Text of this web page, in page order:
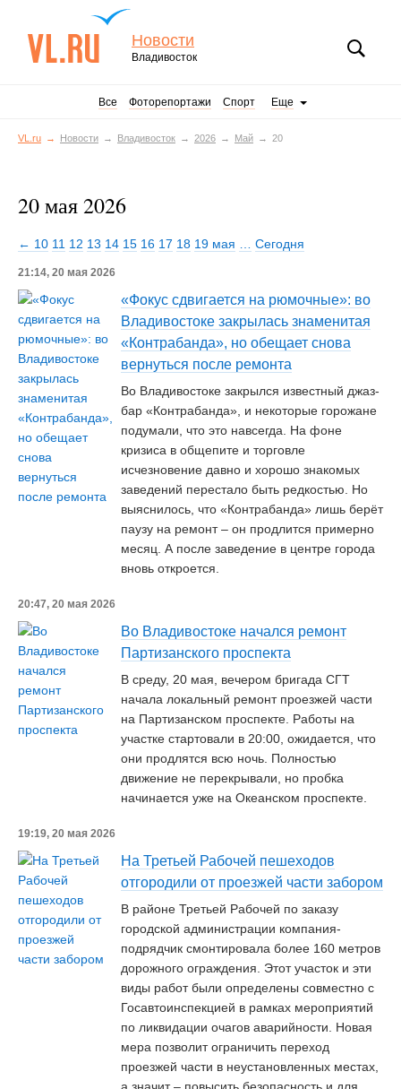
Новости
Владивосток
Все Фоторепортажи Спорт Еще
VL.ru Новости Владивосток 2026 Май 20
20 мая 2026
← 10 11 12 13 14 15 16 17 18 19 мая Сегодня
21:14, 20 мая 2026
«Фокус сдвигается на рюмочные»: во
Владивостоке закрылась знаменитая
«Контрабанда», но обещает снова
вернуться после ремонта
Во Владивостоке закрылся известный джаз-
бар «Контрабанда», и некоторые горожане
подумали, что это навсегда. На фоне
кризиса в общепите и торговле
исчезновение давно и хорошо знакомых
заведений перестало быть редкостью. Но
выяснилось, что «Контрабанда» лишь берёт
паузу на ремонт – он продлится примерно
месяц. А после заведение в центре города
вновь откроется.
20:47, 20 мая 2026
Во Владивостоке начался ремонт
Партизанского проспекта
В среду, 20 мая, вечером бригада СГТ
начала локальный ремонт проезжей части
на Партизанском проспекте. Работы на
участке стартовали в 20:00, ожидается, что
они продлятся всю ночь. Полностью
движение не перекрывали, но пробка
начинается уже на Океанском проспекте.
19:19, 20 мая 2026
На Третьей Рабочей пешеходов
отгородили от проезжей части забором
В районе Третьей Рабочей по заказу
городской администрации компания-
подрядчик смонтировала более 160 метров
дорожного ограждения. Этот участок и эти
виды работ были определены совместно с
Госавтоинспекцией в рамках мероприятий
по ликвидации очагов аварийности. Новая
мера позволит ограничить переход
проезжей части в неустановленных местах,